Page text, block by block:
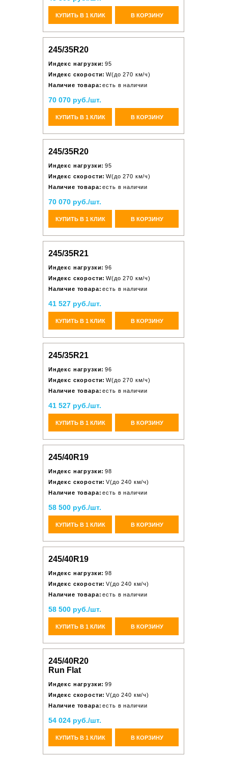
КУПИТЬ В 1 КЛИК В КОРЗИНУ
245/35R20
Индекс нагрузки: 95
Индекс скорости: W(до 270 км/ч)
Наличие товара: есть в наличии
70 070 руб./шт.
КУПИТЬ В 1 КЛИК В КОРЗИНУ
245/35R20
Индекс нагрузки: 95
Индекс скорости: W(до 270 км/ч)
Наличие товара: есть в наличии
70 070 руб./шт.
КУПИТЬ В 1 КЛИК В КОРЗИНУ
245/35R21
Индекс нагрузки: 96
Индекс скорости: W(до 270 км/ч)
Наличие товара: есть в наличии
41 527 руб./шт.
КУПИТЬ В 1 КЛИК В КОРЗИНУ
245/35R21
Индекс нагрузки: 96
Индекс скорости: W(до 270 км/ч)
Наличие товара: есть в наличии
41 527 руб./шт.
КУПИТЬ В 1 КЛИК В КОРЗИНУ
245/40R19
Индекс нагрузки: 98
Индекс скорости: V(до 240 км/ч)
Наличие товара: есть в наличии
58 500 руб./шт.
КУПИТЬ В 1 КЛИК В КОРЗИНУ
245/40R19
Индекс нагрузки: 98
Индекс скорости: V(до 240 км/ч)
Наличие товара: есть в наличии
58 500 руб./шт.
КУПИТЬ В 1 КЛИК В КОРЗИНУ
245/40R20
Run Flat
Индекс нагрузки: 99
Индекс скорости: V(до 240 км/ч)
Наличие товара: есть в наличии
54 024 руб./шт.
КУПИТЬ В 1 КЛИК В КОРЗИНУ